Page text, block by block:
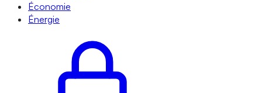
Économie
Énergie